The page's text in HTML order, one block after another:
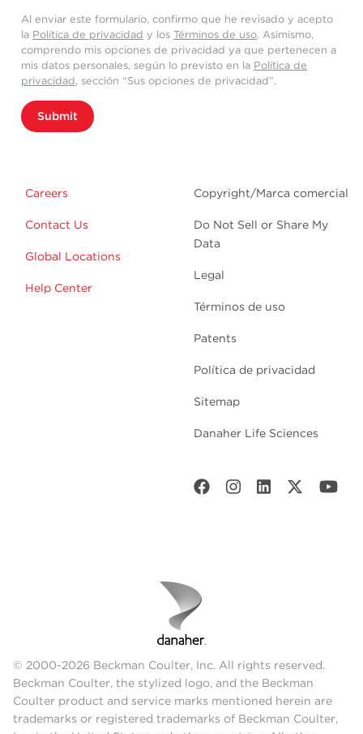
Al enviar este formulario, confirmo que he revisado y acepto
la Política de privacidad y los Términos de uso. Asimismo,
comprendo mis opciones de privacidad ya que pertenecen a
mis datos personales, según lo previsto en la Política de
privacidad, sección “Sus opciones de privacidad”.
Submit
Careers
Contact Us
Global Locations
Help Center
Copyright/Marca comercial
Do Not Sell or Share My
Data
Legal
Términos de uso
Patents
Política de privacidad
Sitemap
Danaher Life Sciences
© 2000-2026 Beckman Coulter, Inc. All rights reserved.
Beckman Coulter, the stylized logo, and the Beckman
Coulter product and service marks mentioned herein are
trademarks or registered trademarks of Beckman Coulter,